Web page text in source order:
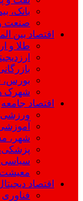
بانک،
صنعت
اقتصاد بین
طلا و
بورس،
شهرک
اقتصاد جامعه
ورزشی
شهر،
معیشت
اقتصاد
فناوری